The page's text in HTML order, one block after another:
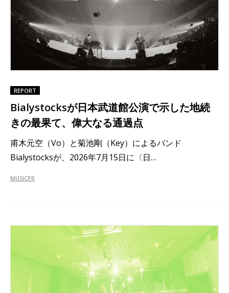
REPORT
Bialystocksが日本武道館公演で示した地続
きの最果て、偉大なる通過点
甫木元空（Vo）と菊池剛（Key）によるバンド
Bialystocksが、2026年7月15日に〈日…
MUSICPR